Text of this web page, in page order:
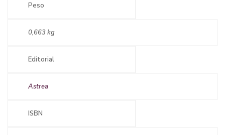
Peso
0,663 kg
Editorial
Astrea
ISBN